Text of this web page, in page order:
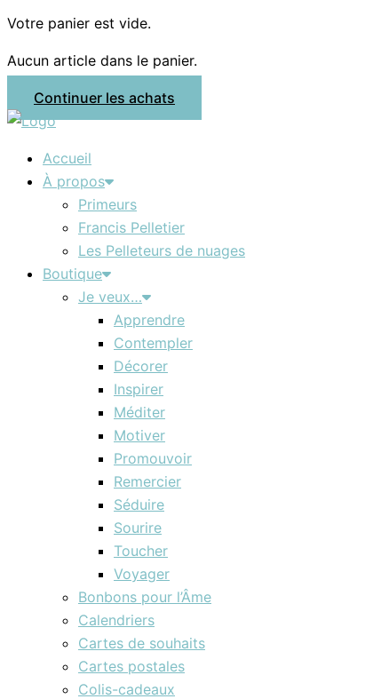
Votre panier est vide.
Aucun article dans le panier.
Continuer les achats
Accueil
À propos
Primeurs
Francis Pelletier
Les Pelleteurs de nuages
Boutique
Je veux…
Apprendre
Contempler
Décorer
Inspirer
Méditer
Motiver
Promouvoir
Remercier
Séduire
Sourire
Toucher
Voyager
Bonbons pour l’Âme
Calendriers
Cartes de souhaits
Cartes postales
Colis-cadeaux